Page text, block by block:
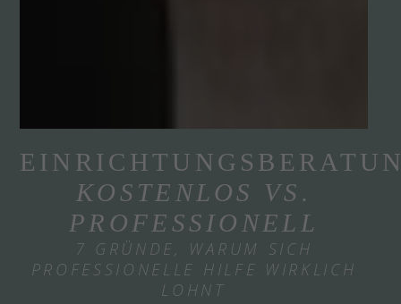
KOSTENLOS VS.
PROFESSIONELL
7 GRÜNDE, WARUM SICH
PROFESSIONELLE HILFE WIRKLICH
LOHNT